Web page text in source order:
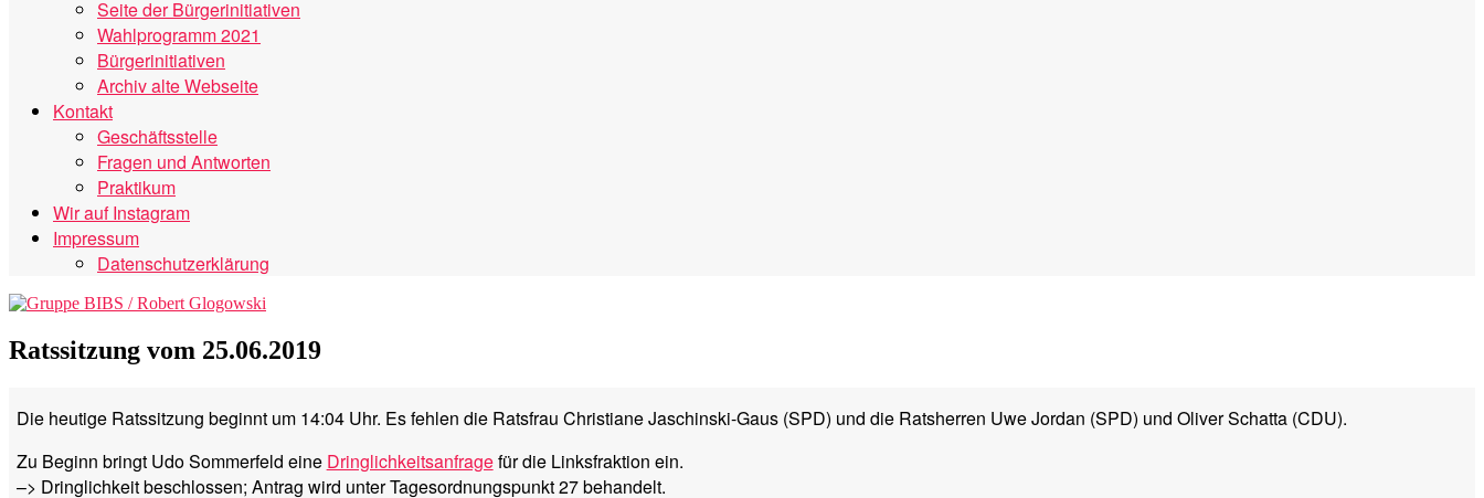
Seite der Bürgerinitiativen
Wahlprogramm 2021
Bürgerinitiativen
Archiv alte Webseite
Kontakt
Geschäftsstelle
Fragen und Antworten
Praktikum
Wir auf Instagram
Impressum
Datenschutzerklärung
Ratssitzung vom 25.06.2019
Die heutige Ratssitzung beginnt um 14:04 Uhr. Es fehlen die Ratsfrau Christiane Jaschinski-Gaus (SPD) und die Ratsherren Uwe Jordan (SPD) und Oliver Schatta (CDU).
Zu Beginn bringt Udo Sommerfeld eine Dringlichkeitsanfragefür die Linksfraktion ein.
–> Dringlichkeit beschlossen; Antrag wird unter Tagesordnungspunkt 27 behandelt.